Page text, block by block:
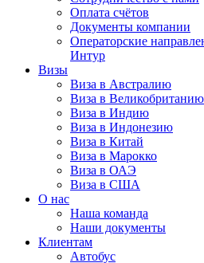
Оплата счётов
Документы компании
Операторские
Интур
Визы
Виза в Австралию
Виза в Великобританию
Виза в Индию
Виза в Индонезию
Виза в Китай
Виза в Марокко
Виза в ОАЭ
Виза в США
О нас
Наша команда
Наши документы
Клиентам
Автобус